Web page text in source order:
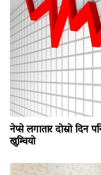
नेप्से लगातार दोस्रो दिन
खुम्चियो